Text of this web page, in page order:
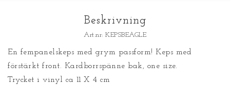
Beskrivning
Art.nr: KEPSBEAGLE
En fempanelskeps med grym passform! Keps med
förstärkt front. Kardborrspänne bak, one size.
Trycket i vinyl ca 11 X 4 cm